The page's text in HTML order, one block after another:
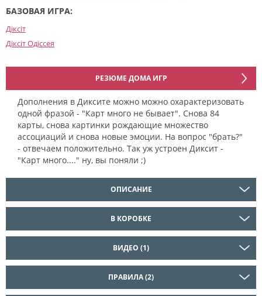
БАЗОВАЯ ИГРА:
Діксіт
Діксіт Одіссея
РЕЗЮМЕ ДОМА ИГР
Дополнения в Диксите можно можно охарактеризовать
одной фразой - "Карт много не бывает". Снова 84
карты, снова картинки рождающие множество
ассоциаций и снова новые эмоции. На вопрос "брать?"
- отвечаем положительно. Так уж устроен Диксит -
"Карт много...." ну, вы поняли ;)
ОПИСАНИЕ
В КОРОБКЕ
ВИДЕО (1)
ПРАВИЛА (2)